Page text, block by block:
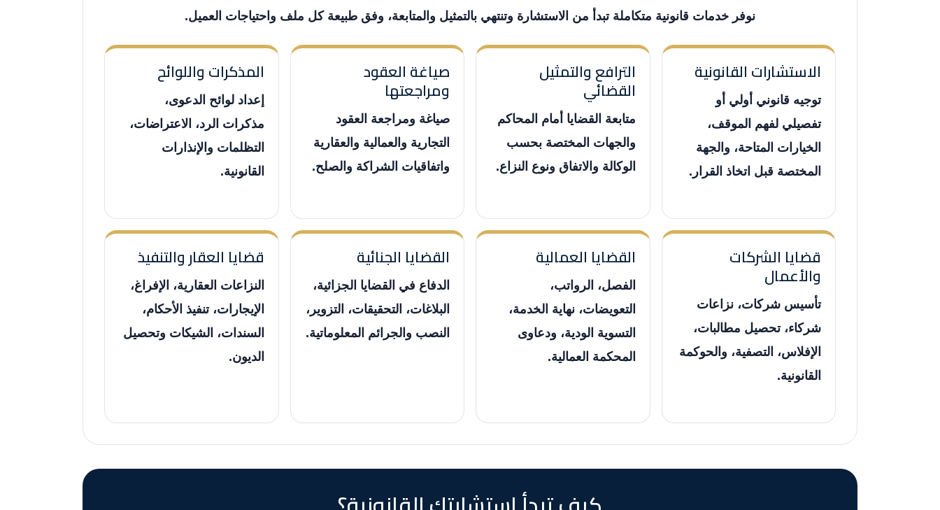
نوفر خدمات قانونية متكاملة تبدأ من الاستشارة وتنتهي بالتمثيل والمتابعة، وفق طبيعة كل ملف واحتياجات العميل.
الاستشارات القانونية
توجيه قانوني أولي أو
تفصيلي لفهم الموقف،
الخيارات المتاحة، والجهة
المختصة قبل اتخاذ القرار.
الترافع والتمثيل
القضائي
متابعة القضايا أمام المحاكم
والجهات المختصة بحسب
الوكالة والاتفاق ونوع النزاع.
صياغة العقود
ومراجعتها
صياغة ومراجعة العقود
التجارية والعمالية والعقارية
واتفاقيات الشراكة والصلح.
المذكرات واللوائح
إعداد لوائح الدعوى،
مذكرات الرد، الاعتراضات،
التظلمات والإنذارات
القانونية.
قضايا الشركات
والأعمال
تأسيس شركات، نزاعات
شركاء، تحصيل مطالبات،
الإفلاس، التصفية، والحوكمة
القانونية.
القضايا العمالية
الفصل، الرواتب،
التعويضات، نهاية الخدمة،
التسوية الودية، ودعاوى
المحكمة العمالية.
القضايا الجنائية
الدفاع في القضايا الجزائية،
البلاغات، التحقيقات، التزوير،
النصب والجرائم المعلوماتية.
قضايا العقار والتنفيذ
النزاعات العقارية، الإفراغ،
الإيجارات، تنفيذ الأحكام،
السندات، الشيكات وتحصيل
الديون.